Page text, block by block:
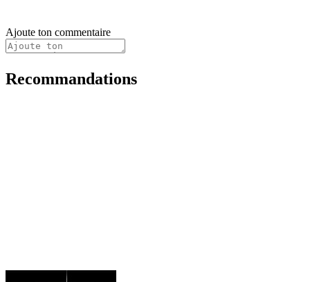
Ajoute ton commentaire
Recommandations